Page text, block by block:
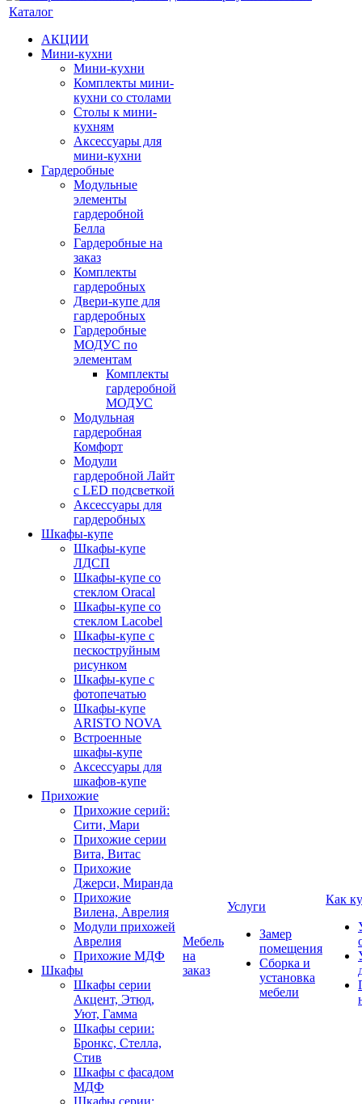
Каталог
АКЦИИ
Мини-кухни
Мини-кухни
Комплекты мини-
кухни со столами
Столы к мини-
кухням
Аксессуары для
мини-кухни
Гардеробные
Модульные
элементы
гардеробной
Белла
Гардеробные на
заказ
Комплекты
гардеробных
Двери-купе для
гардеробных
Гардеробные
МОДУС по
элементам
Комплекты
гардеробной
МОДУС
Модульная
гардеробная
Комфорт
Модули
гардеробной Лайт
с LED подсветкой
Аксессуары для
гардеробных
Шкафы-купе
Шкафы-купе
ЛДСП
Шкафы-купе со
стеклом Oracal
Шкафы-купе со
стеклом Lacobel
Шкафы-купе с
пескоструйным
рисунком
Шкафы-купе с
фотопечатью
Шкафы-купе
ARISTO NOVA
Встроенные
шкафы-купе
Аксессуары для
шкафов-купе
Прихожие
Прихожие серий:
Сити, Мари
Прихожие серии
Вита, Витас
Прихожие
Джерси, Миранда
Прихожие
Вилена, Аврелия
Модули прихожей
Аврелия
Прихожие МДФ
Шкафы
Шкафы серии
Акцент, Этюд,
Уют, Гамма
Шкафы серии:
Бронкс, Стелла,
Стив
Шкафы с фасадом
МДФ
Шкафы серии:
Мебель
на
заказ
Услуги
Замер
помещения
Сборка и
установка
мебели
Как